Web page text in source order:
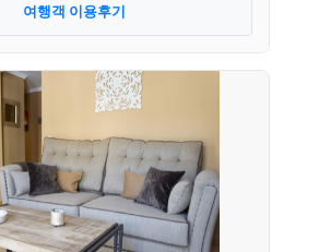
여행객 이용후기